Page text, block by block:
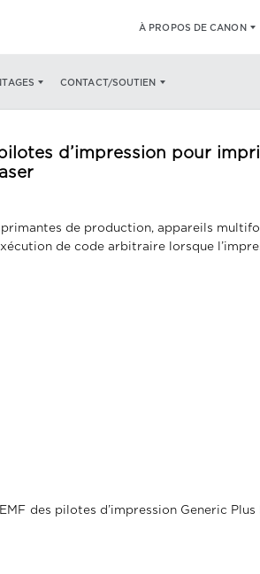
À PROPOS DE CANON
CONTACT/SOUTIEN
d’impression pour
de production, appareils
de code arbitraire lorsque
des pilotes d’impression Generic